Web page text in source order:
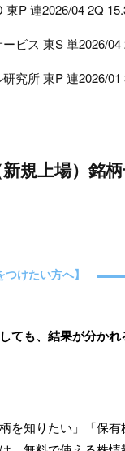
東P 連2026/04 2Q
ビス 東S 単2026/04
究所 東P 連2026/01
規上場）銘
つけたい方へ】
ても、結果が分か
を知りたい」「保